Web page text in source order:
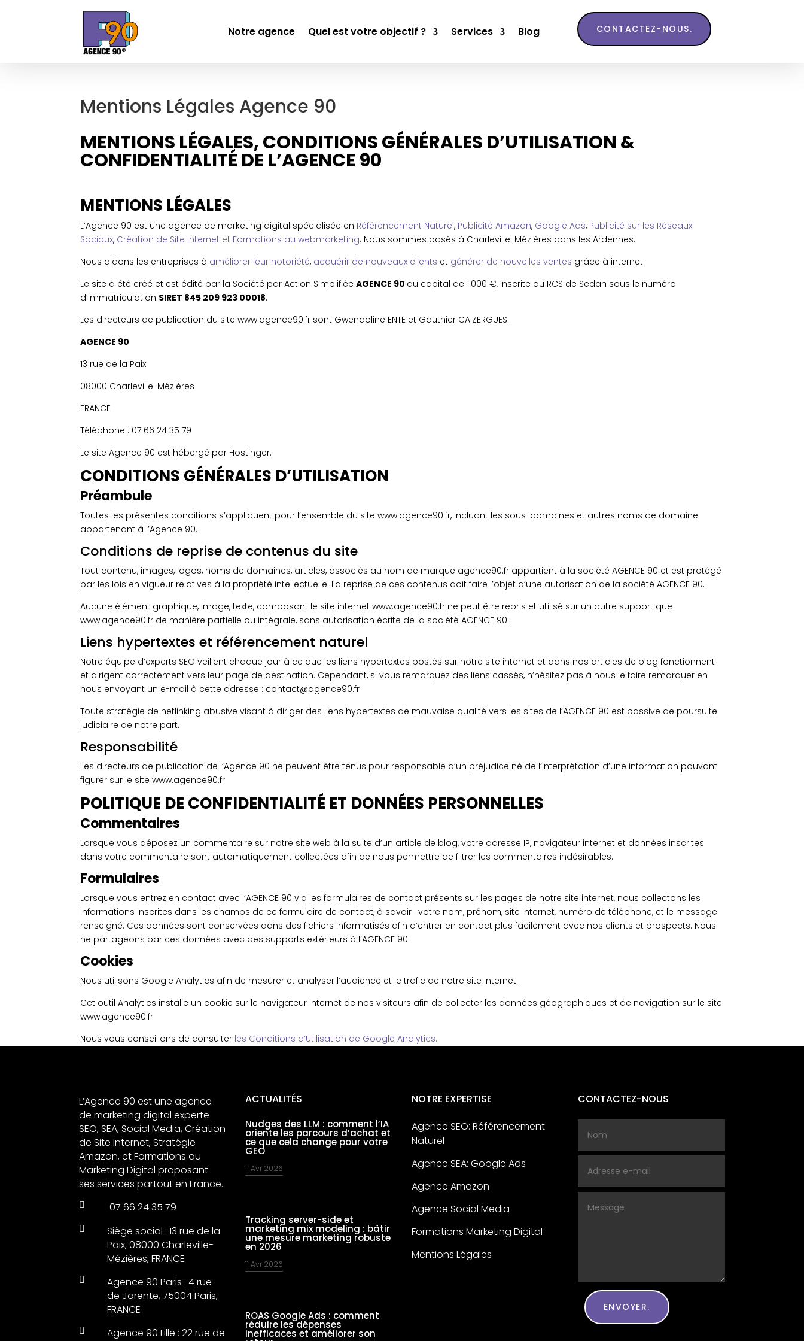
Notre agence Quel est votre objectif ? Services Blog CONTACTEZ-NOUS.
Mentions Légales Agence 90
MENTIONS LÉGALES, CONDITIONS GÉNÉRALES D’UTILISATION &
CONFIDENTIALITÉ DE L’AGENCE 90
MENTIONS LÉGALES
L’Agence 90 est une agence de marketing digital spécialisée en Référencement Naturel, Publicité Amazon, Google Ads, Publicité sur les Réseaux
Sociaux, Création de Site Internet et Formations au webmarketing. Nous sommes basés à Charleville-Mézières dans les Ardennes.
Nous aidons les entreprises à améliorer leur notoriété, acquérir de nouveaux clients et générer de nouvelles ventes grâce à internet.
Le site a été créé et est édité par la Société par Action SimplifiéeAGENCE 90 au capital de 1.000 €, inscrite au RCS de Sedan sous le numéro
d’immatriculation SIRET 845 209 923 00018.
Les directeurs de publication du site www.agence90.fr sont Gwendoline ENTE et Gauthier CAIZERGUES.
AGENCE 90
13 rue de la Paix
08000 Charleville-Mézières
FRANCE
Téléphone : 07 66 24 35 79
Le site Agence 90 est hébergé par Hostinger.
CONDITIONS GÉNÉRALES D’UTILISATION
Préambule
Toutes les présentes conditions s’appliquent pour l’ensemble du site www.agence90.fr, incluant les sous-domaines et autres noms de domaine
appartenant à l’Agence 90.
Conditions de reprise de contenus du site
Tout contenu, images, logos, noms de domaines, articles, associés au nom de marque agence90.fr appartient à la société AGENCE 90 et est protégé
par les lois en vigueur relatives à la propriété intellectuelle. La reprise de ces contenus doit faire l’objet d’une autorisation de la société AGENCE 90.
Aucune élément graphique, image, texte, composant le site internet www.agence90.fr ne peut être repris et utilisé sur un autre support que
www.agence90.fr de manière partielle ou intégrale, sans autorisation écrite de la société AGENCE 90.
Liens hypertextes et référencement naturel
Notre équipe d’experts SEO veillent chaque jour à ce que les liens hypertextes postés sur notre site internet et dans nos articles de blog fonctionnent
et dirigent correctement vers leur page de destination. Cependant, si vous remarquez des liens cassés, n’hésitez pas à nous le faire remarquer en
nous envoyant un e-mail à cette adresse : contact@agence90.fr
Toute stratégie de netlinking abusive visant à diriger des liens hypertextes de mauvaise qualité vers les sites de l’AGENCE 90 est passive de poursuite
judiciaire de notre part.
Responsabilité
Les directeurs de publication de l’Agence 90 ne peuvent être tenus pour responsable d’un préjudice né de l’interprétation d’une information pouvant
figurer sur le site www.agence90.fr
POLITIQUE DE CONFIDENTIALITÉ ET DONNÉES PERSONNELLES
Commentaires
Lorsque vous déposez un commentaire sur notre site web à la suite d’un article de blog, votre adresse IP, navigateur internet et données inscrites
dans votre commentaire sont automatiquement collectées afin de nous permettre de filtrer les commentaires indésirables.
Formulaires
Lorsque vous entrez en contact avec l’AGENCE 90 via les formulaires de contact présents sur les pages de notre site internet, nous collectons les
informations inscrites dans les champs de ce formulaire de contact, à savoir : votre nom, prénom, site internet, numéro de téléphone, et le message
renseigné. Ces données sont conservées dans des fichiers informatisés afin d’entrer en contact plus facilement avec nos clients et prospects. Nous
ne partageons par ces données avec des supports extérieurs à l’AGENCE 90.
Cookies
Nous utilisons Google Analytics afin de mesurer et analyser l’audience et le trafic de notre site internet.
Cet outil Analytics installe un cookie sur le navigateur internet de nos visiteurs afin de collecter les données géographiques et de navigation sur le site
www.agence90.fr
Nous vous conseillons de consulter les Conditions d’Utilisation de Google Analytics.
L’Agence 90 est une agence
de marketing digital experte
SEO, SEA, Social Media, Création
de Site Internet, Stratégie
Amazon, et Formations au
Marketing Digital proposant
ses services partout en France.
 07 66 24 35 79

Siège social : 13 rue de la
Paix, 08000 Charleville-
Mézières, FRANCE

Agence 90 Paris : 4 rue
de Jarente, 75004 Paris,
FRANCE

Agence 90 Lille : 22 rue de
ACTUALITÉS
Nudges des LLM : comment l’IA
oriente les parcours d’achat et
ce que cela change pour votre
GEO
11 Avr 2026
Tracking server-side et
marketing mix modeling : bâtir
une mesure marketing robuste
en 2026
11 Avr 2026
ROAS Google Ads : comment
réduire les dépenses
inefficaces et améliorer son
NOTRE EXPERTISE
Agence SEO: Référencement
Naturel
Agence SEA: Google Ads
Agence Amazon
Agence Social Media
Formations Marketing Digital
Mentions Légales
CONTACTEZ-NOUS
ENVOYER.